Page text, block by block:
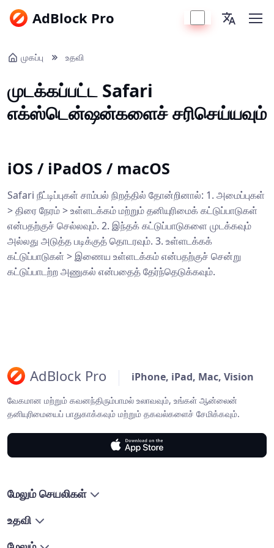
AdBlock Pro
முகப்பு உதவி
முடக்கப்பட்ட Safari
எக்ஸ்டென்ஷன்களைச் சரிசெய்யவும்
iOS / iPadOS / macOS
Safari நீட்டிப்புகள் சாம்பல் நிறத்தில் தோன்றினால்: 1. அமைப்புகள்
> திரை நேரம் > உள்ளடக்கம் மற்றும் தனியுரிமைக் கட்டுப்பாடுகள்
என்பதற்குச் செல்லவும். 2. இந்தக் கட்டுப்பாடுகளை முடக்கவும்
அல்லது அடுத்த படிக்குத் தொடரவும். 3. உள்ளடக்கக்
கட்டுப்பாடுகள் > இணைய உள்ளடக்கம் என்பதற்குச் சென்று
கட்டுப்பாடற்ற அணுகல் என்பதைத் தேர்ந்தெடுக்கவும்.
AdBlock Pro iPhone, iPad, Mac, Vision
வேகமான மற்றும் கவனந்திரும்பாமல் உலாவவும், உங்கள் ஆன்லைன்
தனியுரிமையைப் பாதுகாக்கவும் மற்றும் தகவல்களைச் சேமிக்கவும்.
மேலும் செயலிகள்
உதவி